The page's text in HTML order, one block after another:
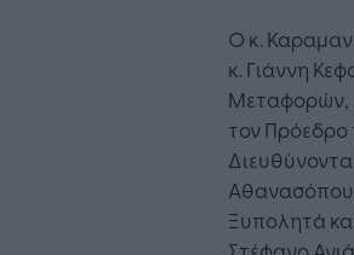
Ο κ.
κ. Γιάννη
Μεταφορών,
τον Πρόεδρο
Ξυπολητά